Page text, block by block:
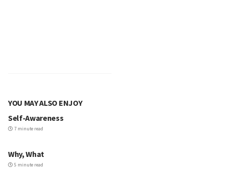
YOU MAY ALSO ENJOY
Self-Awareness
7 minute read
Why, What
5 minute read